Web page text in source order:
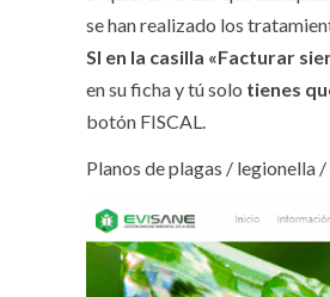
se han realizado los
SI en la casilla «Facturar
en su ficha y tú solo tienes
botón FISCAL.
Planos de plagas / legionella